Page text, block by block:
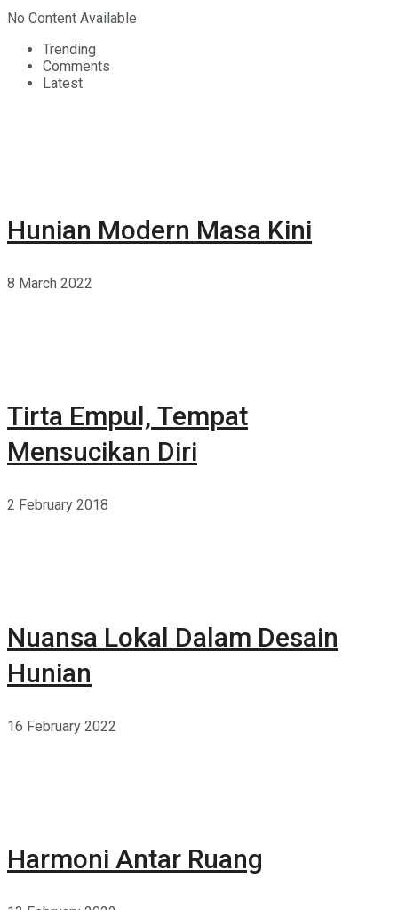
No Content Available
Trending
Comments
Latest
Hunian Modern Masa Kini
8 March 2022
Tirta Empul, Tempat
Mensucikan Diri
2 February 2018
Nuansa Lokal Dalam Desain
Hunian
16 February 2022
Harmoni Antar Ruang